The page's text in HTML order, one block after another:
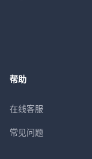
帮助
在线客服
常见问题